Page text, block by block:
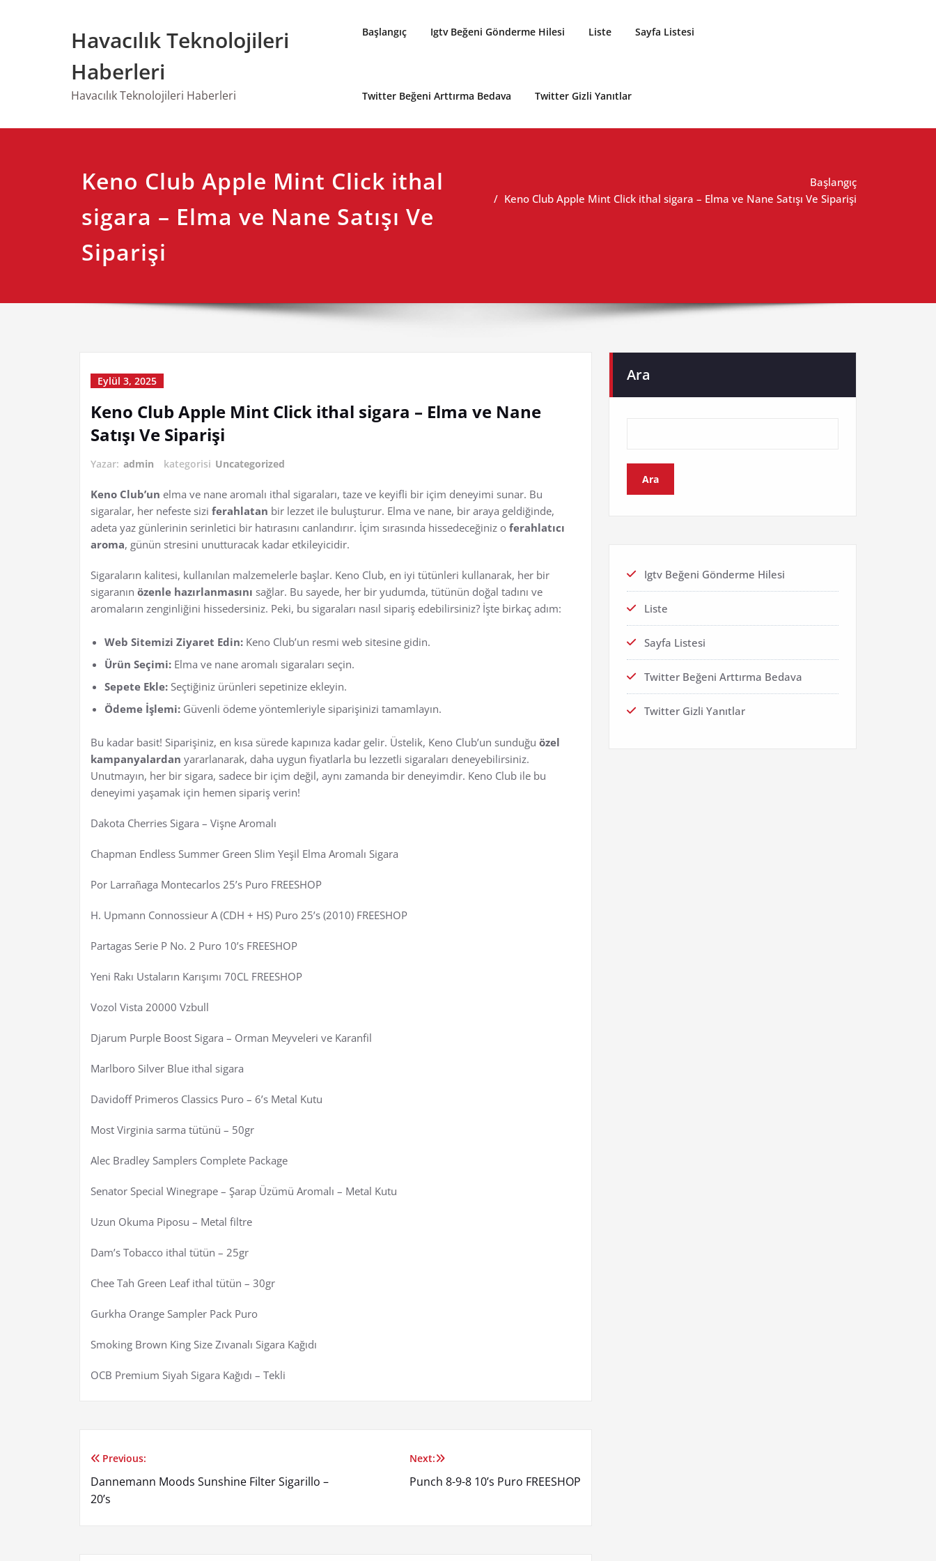
Havacılık Teknolojileri
Haberleri
Havacılık Teknolojileri Haberleri
Başlangıç Igtv Beğeni Gönderme Hilesi Liste Sayfa Listesi
Twitter Beğeni Arttırma Bedava Twitter Gizli Yanıtlar
Keno Club Apple Mint Click ithal
sigara – Elma ve Nane Satışı Ve
Siparişi
Başlangıç
Keno Club Apple Mint Click ithal sigara – Elma ve Nane Satışı Ve Siparişi
Eylül 3, 2025
Keno Club Apple Mint Click ithal sigara – Elma ve Nane
Satışı Ve Siparişi
Yazar: admin kategorisi Uncategorized
Keno Club’un elma ve nane aromalı ithal sigaraları, taze ve keyifli bir içim deneyimi sunar. Bu
sigaralar, her nefeste sizi ferahlatan bir lezzet ile buluşturur. Elma ve nane, bir araya geldiğinde,
adeta yaz günlerinin serinletici bir hatırasını canlandırır. İçim sırasında hissedeceğiniz o ferahlatıcı
aroma, günün stresini unutturacak kadar etkileyicidir.
Sigaraların kalitesi, kullanılan malzemelerle başlar. Keno Club, en iyi tütünleri kullanarak, her bir
sigaranın özenle hazırlanmasını sağlar. Bu sayede, her bir yudumda, tütünün doğal tadını ve
aromaların zenginliğini hissedersiniz. Peki, bu sigaraları nasıl sipariş edebilirsiniz? İşte birkaç adım:
Web Sitemizi Ziyaret Edin: Keno Club’un resmi web sitesine gidin.
Ürün Seçimi: Elma ve nane aromalı sigaraları seçin.
Sepete Ekle: Seçtiğiniz ürünleri sepetinize ekleyin.
Ödeme İşlemi: Güvenli ödeme yöntemleriyle siparişinizi tamamlayın.
Bu kadar basit! Siparişiniz, en kısa sürede kapınıza kadar gelir. Üstelik, Keno Club’un sunduğu özel
kampanyalardan yararlanarak, daha uygun fiyatlarla bu lezzetli sigaraları deneyebilirsiniz.
Unutmayın, her bir sigara, sadece bir içim değil, aynı zamanda bir deneyimdir. Keno Club ile bu
deneyimi yaşamak için hemen sipariş verin!
Dakota Cherries Sigara – Vişne Aromalı
Chapman Endless Summer Green Slim Yeşil Elma Aromalı Sigara
Por Larrañaga Montecarlos 25’s Puro FREESHOP
H. Upmann Connossieur A (CDH + HS) Puro 25’s (2010) FREESHOP
Partagas Serie P No. 2 Puro 10’s FREESHOP
Yeni Rakı Ustaların Karışımı 70CL FREESHOP
Vozol Vista 20000 Vzbull
Djarum Purple Boost Sigara – Orman Meyveleri ve Karanfil
Marlboro Silver Blue ithal sigara
Davidoff Primeros Classics Puro – 6’s Metal Kutu
Most Virginia sarma tütünü – 50gr
Alec Bradley Samplers Complete Package
Senator Special Winegrape – Şarap Üzümü Aromalı – Metal Kutu
Uzun Okuma Piposu – Metal filtre
Dam’s Tobacco ithal tütün – 25gr
Chee Tah Green Leaf ithal tütün – 30gr
Gurkha Orange Sampler Pack Puro
Smoking Brown King Size Zıvanalı Sigara Kağıdı
OCB Premium Siyah Sigara Kağıdı – Tekli
Yazı
gezinmesi
Previous:
Dannemann Moods Sunshine Filter Sigarillo –
20’s
Next:
Punch 8-9-8 10’s Puro FREESHOP
Ara
Ara
Igtv Beğeni Gönderme Hilesi
Liste
Sayfa Listesi
Twitter Beğeni Arttırma Bedava
Twitter Gizli Yanıtlar